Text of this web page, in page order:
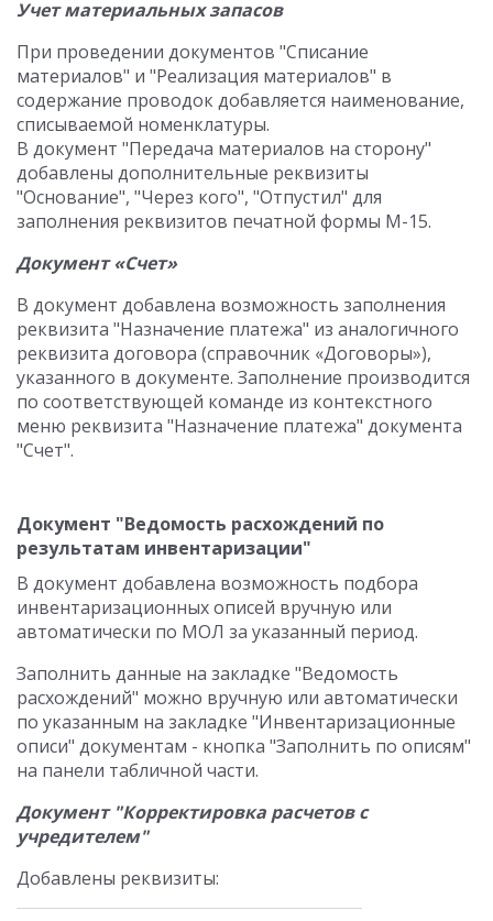
Учет материальных запасов
При проведении документов "Списание
материалов" и "Реализация материалов" в
содержание проводок добавляется наименование,
списываемой номенклатуры.
В документ "Передача материалов на сторону"
добавлены дополнительные реквизиты
"Основание", "Через кого", "Отпустил" для
заполнения реквизитов печатной формы М-15.
Документ «Счет»
В документ добавлена возможность заполнения
реквизита "Назначение платежа" из аналогичного
реквизита договора (справочник «Договоры»),
указанного в документе. Заполнение производится
по соответствующей команде из контекстного
меню реквизита "Назначение платежа" документа
"Счет".
Документ "Ведомость расхождений по
результатам инвентаризации"
В документ добавлена возможность подбора
инвентаризационных описей вручную или
автоматически по МОЛ за указанный период.
Заполнить данные на закладке "Ведомость
расхождений" можно вручную или автоматически
по указанным на закладке "Инвентаризационные
описи" документам - кнопка "Заполнить по описям"
на панели табличной части.
Документ "Корректировка расчетов с
учредителем"
Добавлены реквизиты: